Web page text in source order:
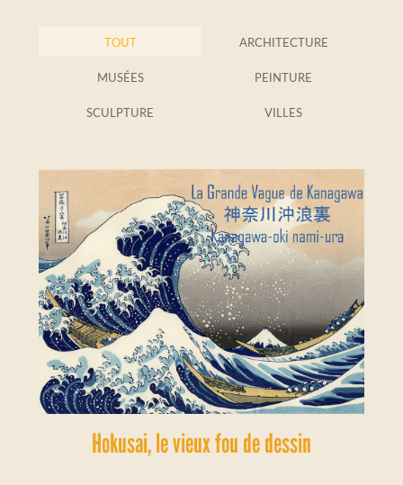
TOUT ARCHITECTURE
MUSÉES PEINTURE
SCULPTURE VILLES
Hokusai, le vieux fou de dessin